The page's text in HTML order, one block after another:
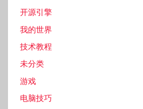
开源引擎
我的世界
技术教程
未分类
游戏
电脑技巧